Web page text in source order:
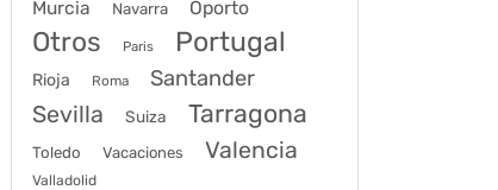
Murcia Navarra Oporto
Otros Paris Portugal
Rioja Roma Santander
Sevilla Suiza Tarragona
Toledo Vacaciones Valencia
Valladolid